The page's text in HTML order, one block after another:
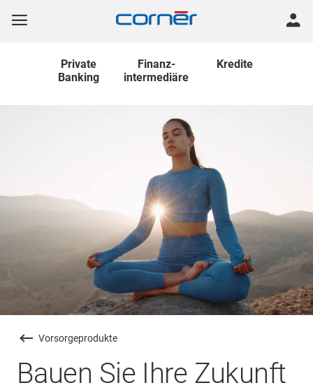
Private
Banking
Finanz-
intermediäre
Kredite
Vorsorgeprodukte
Bauen Sie Ihre Zukunft